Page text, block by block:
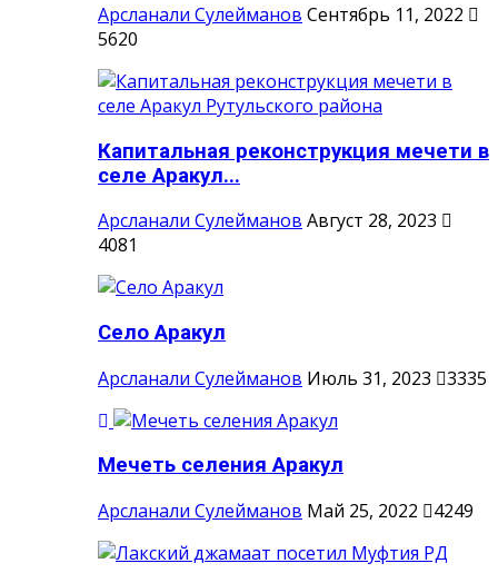
Арсланали Сулейманов Сентябрь 11, 2022
5620
Капитальная реконструкция мечети в
селе Аракул...
Арсланали Сулейманов Август 28, 2023
4081
Село Аракул
Арсланали Сулейманов Июль 31, 2023 3335
Мечеть селения Аракул
Арсланали Сулейманов Май 25, 2022 4249